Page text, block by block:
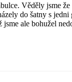
Věděly jsme
do šatny s
ale bohužel